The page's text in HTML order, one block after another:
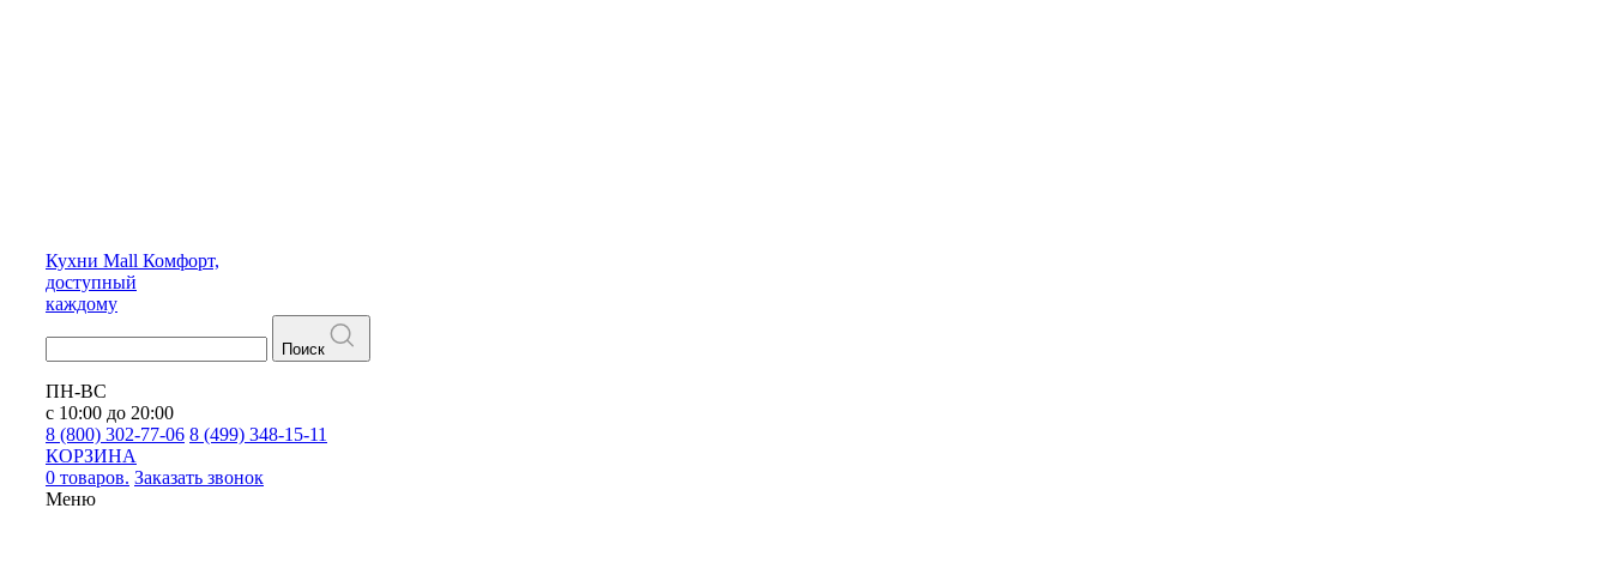
Кухни Mall Комфорт,
доступный
каждому
Поиск
ПН-ВС
с 10:00 до 20:00
8 (800) 302-77-06 8 (499) 348-15-11
КОРЗИНА
0 товаров. Заказать звонок
Меню